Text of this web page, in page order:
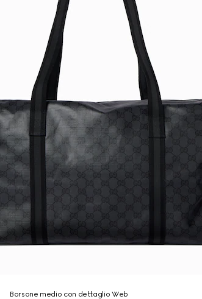
Borsone medio con dettaglio Web